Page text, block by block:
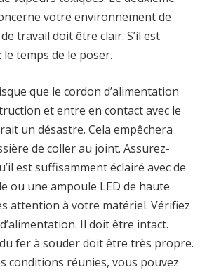
votre environnement de
travail doit être clair. S’il est
temps de le poser.
que le cordon d’alimentation
et entre en contact avec le
un désastre. Cela empêchera
de coller au joint. Assurez-
est suffisamment éclairé avec de
ou une ampoule LED de haute
attention à votre matériel. Vérifiez
Il doit être intact.
fer à souder doit être très propre.
conditions réunies, vous pouvez